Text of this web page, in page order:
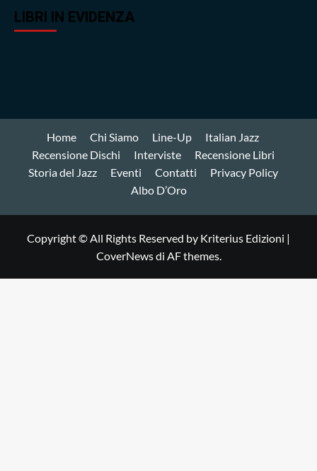
LIBRI IN EVIDENZA
Home Chi Siamo Line-Up
Italian Jazz
Recensione Dischi
Interviste
Recensione Libri
Storia del Jazz
Eventi Contatti
Privacy Policy
Albo D’Oro
Copyright © All Rights Reserved by Kriterius Edizioni |
CoverNewsdi AF themes.